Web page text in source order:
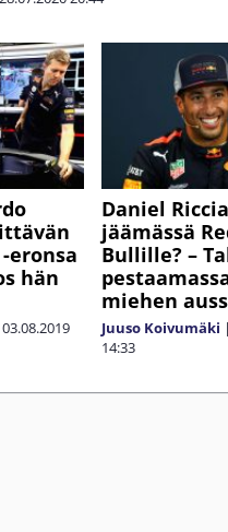
eronsa
hän
03.08.2019
Daniel
jäämässä
Bullille? –
miehen
Juuso Koivumäki |
14:33